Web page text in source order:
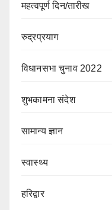
महत्वपूर्ण दिन/तारीख
रुद्रप्रयाग
विधानसभा चुनाव 2022
शुभकामना संदेश
सामान्य ज्ञान
स्वास्थ्य
हरिद्वार